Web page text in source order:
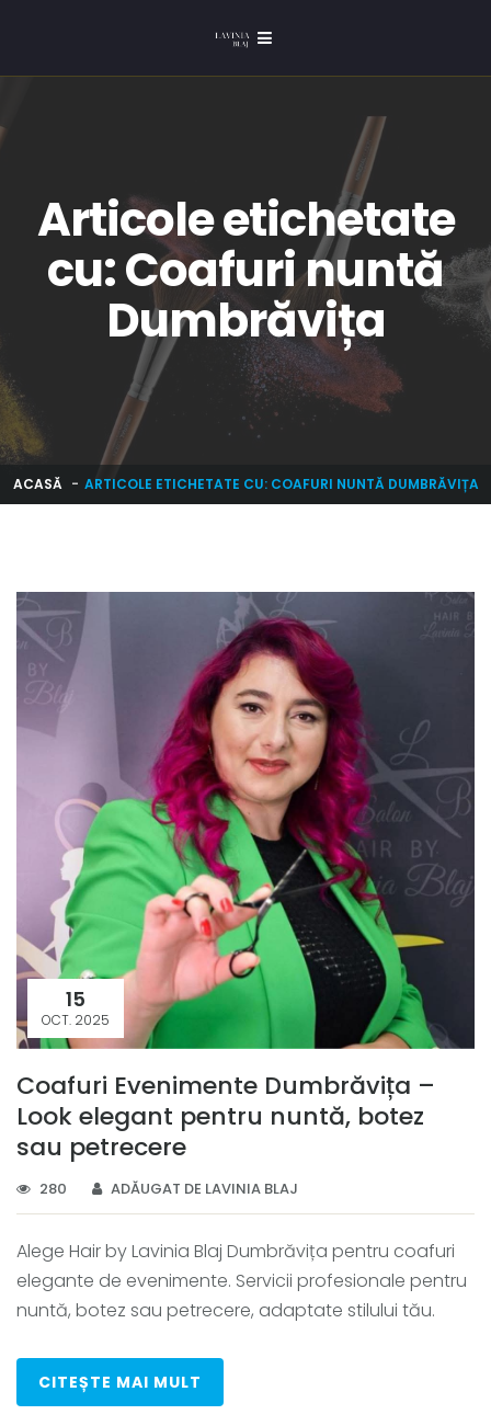
Articole etichetate
cu: Coafuri nuntă
Dumbrăvița
ACASĂ ARTICOLE ETICHETATE CU: COAFURI NUNTĂ DUMBRĂVIȚA
15
OCT. 2025
Coafuri Evenimente Dumbrăvița –
Look elegant pentru nuntă, botez
sau petrecere
280 ADĂUGAT DE LAVINIA BLAJ
Alege Hair by Lavinia Blaj Dumbrăvița pentru coafuri
elegante de evenimente. Servicii profesionale pentru
nuntă, botez sau petrecere, adaptate stilului tău.
CITEȘTE MAI MULT